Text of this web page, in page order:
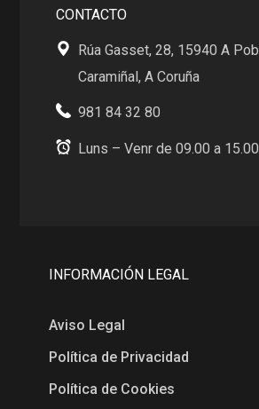
CONTACTO
Rúa Gasset, 28, 15940 A
Caramiñal, A Coruña
981 84 32 80
Luns – Venr de 09.00 a
INFORMACIÓN LEGAL
Aviso Legal
Política de Privacidad
Política de Cookies